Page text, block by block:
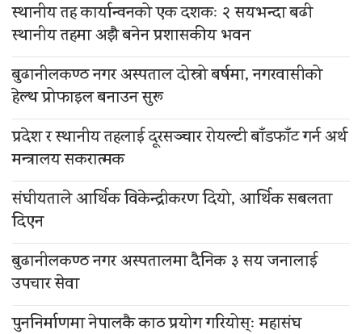
स्थानीय तह कार्यान्वनको एक दशकः २ सयभन्दा बढी
स्थानीय तहमा अझै बनेन प्रशासकीय भवन
बुढानीलकण्ठ नगर अस्पताल दोस्रो बर्षमा, नगरवासीको
हेल्थ प्रोफाइल बनाउन सुरू
प्रदेश र स्थानीय तहलाई दूरसञ्चार रोयल्टी बाँडफाँट गर्न अर्थ
मन्त्रालय सकरात्मक
संघीयताले आर्थिक विकेन्द्रीकरण दियो, आर्थिक सबलता
दिएन
बुढानीलकण्ठ नगर अस्पतालमा दैनिक ३ सय जनालाई
उपचार सेवा
पुननिर्माणमा नेपालकै काठ प्रयोग गरियोस्ः महासंघ